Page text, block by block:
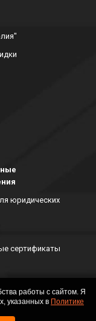
юридических
сертификаты
работы с сайтом. Я
указанных в Политике